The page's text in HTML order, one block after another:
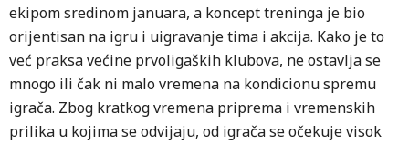
ekipom sredinom januara, a koncept treninga je bio
orijentisan na igru i uigravanje tima i akcija. Kako je to
već praksa većine prvoligaških klubova, ne ostavlja se
mnogo ili čak ni malo vremena na kondicionu spremu
igrača. Zbog kratkog vremena priprema i vremenskih
prilika u kojima se odvijaju, od igrača se očekuje visok